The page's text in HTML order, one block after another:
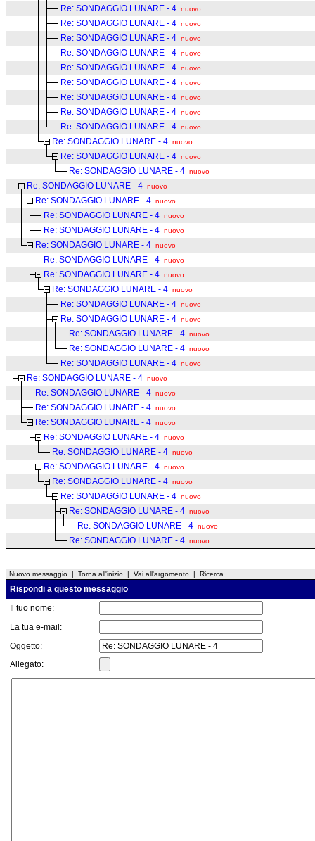
Re: SONDAGGIO LUNARE - 4 nuovo
Re: SONDAGGIO LUNARE - 4 nuovo
Re: SONDAGGIO LUNARE - 4 nuovo
Re: SONDAGGIO LUNARE - 4 nuovo
Re: SONDAGGIO LUNARE - 4 nuovo
Re: SONDAGGIO LUNARE - 4 nuovo
Re: SONDAGGIO LUNARE - 4 nuovo
Re: SONDAGGIO LUNARE - 4 nuovo
Re: SONDAGGIO LUNARE - 4 nuovo
Re: SONDAGGIO LUNARE - 4 nuovo
Re: SONDAGGIO LUNARE - 4 nuovo
Re: SONDAGGIO LUNARE - 4 nuovo
Re: SONDAGGIO LUNARE - 4 nuovo
Re: SONDAGGIO LUNARE - 4 nuovo
Re: SONDAGGIO LUNARE - 4 nuovo
Re: SONDAGGIO LUNARE - 4 nuovo
Re: SONDAGGIO LUNARE - 4 nuovo
Re: SONDAGGIO LUNARE - 4 nuovo
Re: SONDAGGIO LUNARE - 4 nuovo
Re: SONDAGGIO LUNARE - 4 nuovo
Re: SONDAGGIO LUNARE - 4 nuovo
Re: SONDAGGIO LUNARE - 4 nuovo
Re: SONDAGGIO LUNARE - 4 nuovo
Re: SONDAGGIO LUNARE - 4 nuovo
Re: SONDAGGIO LUNARE - 4 nuovo
Re: SONDAGGIO LUNARE - 4 nuovo
Re: SONDAGGIO LUNARE - 4 nuovo
Re: SONDAGGIO LUNARE - 4 nuovo
Re: SONDAGGIO LUNARE - 4 nuovo
Re: SONDAGGIO LUNARE - 4 nuovo
Re: SONDAGGIO LUNARE - 4 nuovo
Re: SONDAGGIO LUNARE - 4 nuovo
Re: SONDAGGIO LUNARE - 4 nuovo
Re: SONDAGGIO LUNARE - 4 nuovo
Re: SONDAGGIO LUNARE - 4 nuovo
Re: SONDAGGIO LUNARE - 4 nuovo
Re: SONDAGGIO LUNARE - 4 nuovo
Nuovo messaggio | Torna all'inizio | Vai all'argomento | Ricerca
Rispondi a questo messaggio
Il tuo nome:
La tua e-mail:
Oggetto:
Allegato: